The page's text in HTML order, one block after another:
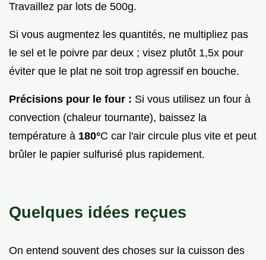
Travaillez par lots de 500g.
Si vous augmentez les quantités, ne multipliez pas
le sel et le poivre par deux ; visez plutôt 1,5x pour
éviter que le plat ne soit trop agressif en bouche.
Précisions pour le four : Si vous utilisez un four à
convection (chaleur tournante), baissez la
température à 180°C car l'air circule plus vite et peut
brûler le papier sulfurisé plus rapidement.
Quelques idées reçues
On entend souvent des choses sur la cuisson des